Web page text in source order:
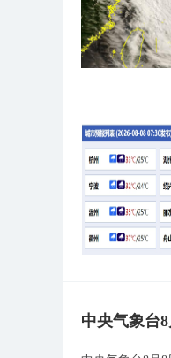
中央气象台